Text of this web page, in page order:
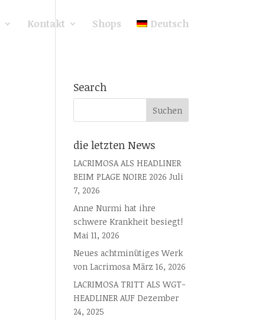
Kontakt Shops Deutsch
Search
die letzten News
LACRIMOSA ALS HEADLINER
BEIM PLAGE NOIRE 2026 Juli
7, 2026
Anne Nurmi hat ihre
schwere Krankheit besiegt!
Mai 11, 2026
Neues achtminütiges Werk
von Lacrimosa März 16, 2026
LACRIMOSA TRITT ALS WGT-
HEADLINER AUF Dezember
24, 2025